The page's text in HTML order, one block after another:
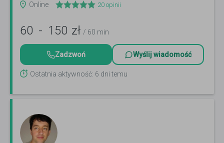
Online 20 opinii
60 - 150 zł / 60 min
Zadzwoń Wyślij wiadomość
Ostatnia aktywność: 6 dni temu